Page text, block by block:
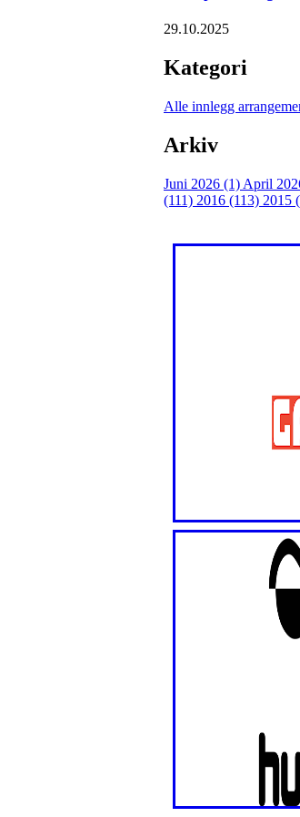
29.10.2025
Kategori
Alle innlegg
Arkiv
Juni 2026 (1) April
(111) 2016 (113) 2015